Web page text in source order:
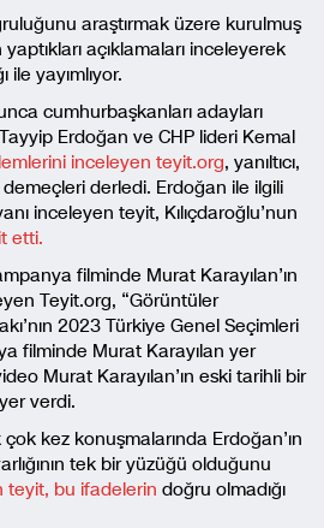
araştırmak üzere kurulmuş
açıklamaları inceleyerek
ile yayımlıyor.
cumhurbaşkanları adayları
Erdoğan ve CHP lideri Kemal
inceleyen teyit.org, yanıltıcı,
demeçleri derledi. Erdoğan ile ilgili
inceleyen teyit, Kılıçdaroğlu’nun
etti.
filminde Murat Karayılan’ın
Teyit.org, “Görüntüler
2023 Türkiye Genel Seçimleri
filminde Murat Karayılan yer
Murat Karayılan’ın eski tarihli bir
verdi.
çok kez konuşmalarında Erdoğan’ın
tek bir yüzüğü olduğunu
teyit, bu ifadelerin doğru olmadığı